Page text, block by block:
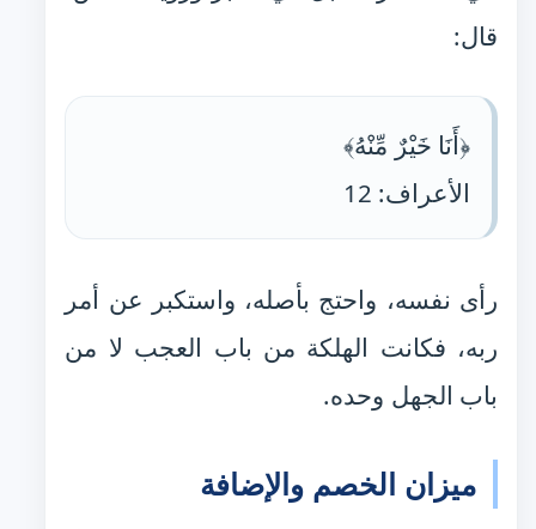
قال:
﴿أَنَا خَيْرٌ مِّنْهُ﴾
الأعراف: 12
رأى نفسه، واحتج بأصله، واستكبر عن أمر
ربه، فكانت الهلكة من باب العجب لا من
باب الجهل وحده.
ميزان الخصم والإضافة